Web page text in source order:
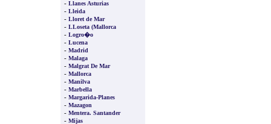
- Llanes Asturias
- Lleida
- Lloret de Mar
- LLoseta (Mallorca
- Logro�o
- Lucena
- Madrid
- Malaga
- Malgrat De Mar
- Mallorca
- Manilva
- Marbella
- Margarida-Planes
- Mazagon
- Mentera. Santander
- Mijas